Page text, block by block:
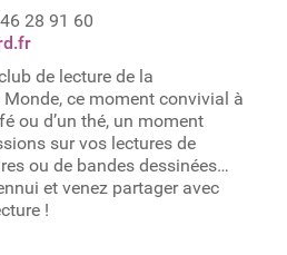
28 91 60
de lecture de la
ce moment convivial à
ou d’un thé, un moment
sur vos lectures de
ou de bandes dessinées…
et venez partager avec
!